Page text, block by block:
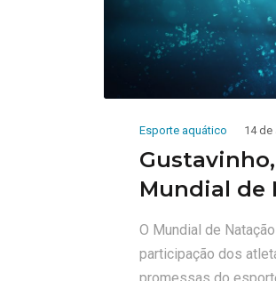
Esporte aquático 14 de
Mundial de
O Mundial de
participação dos